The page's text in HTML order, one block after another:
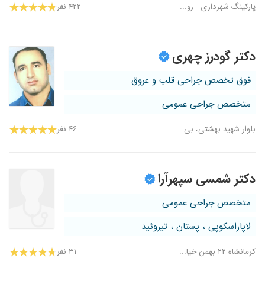
پارکینگ شهرداری - رو... ۴۲۲ نفر
دکتر گودرز چهری
فوق تخصص جراحی قلب و عروق
متخصص جراحی عمومی
بلوار شهید بهشتی، بی... ۴۶ نفر
دکتر شمسی سپهرآرا
متخصص جراحی عمومی
لاپاراسکوپی ، پستان ، تیروئید
کرمانشاه ۲۲ بهمن خیا... ۳۱ نفر